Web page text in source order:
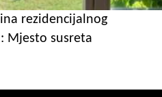
rezidencijalnog
Mjesto susreta